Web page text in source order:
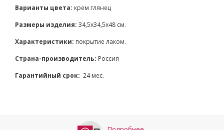
Варианты цвета: крем глянец
Размеры изделия: 34,5х34,5х48 см.
Характеристики: покрытие лаком.
Страна-производитель: Россия
Гарантийный срок: 24 мес.